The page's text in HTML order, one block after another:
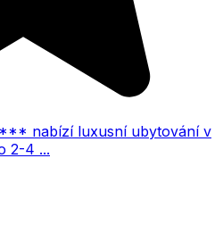
nabízí luxusní ubytování v
2-4 ...